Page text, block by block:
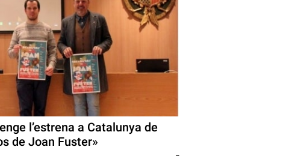
l’estrena a Catalunya de
de Joan Fuster»